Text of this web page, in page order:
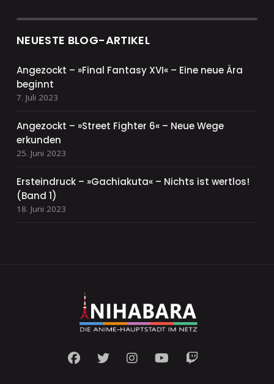
NEUESTE BLOG-ARTIKEL
Angezockt – »Final Fantasy XVI« – Eine neue Ära
beginnt
7. Juli 2023
Angezockt – »Street Fighter 6« – Neue Wege
erkunden
25. Juni 2023
Ersteindruck – »Gachiakuta« – Nichts ist wertlos!
(Band 1)
18. Juni 2023